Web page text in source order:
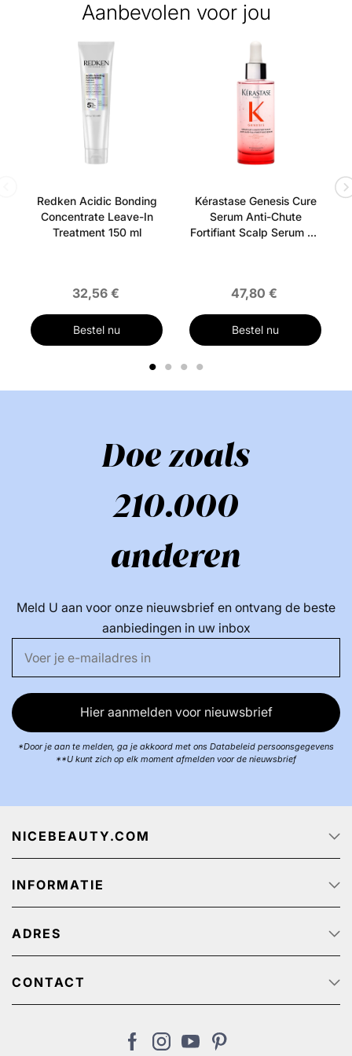
Aanbevolen voor jou
Redken Acidic Bonding
Concentrate Leave-In
Treatment 150 ml
32,56 €
Bestel nu
Kérastase Genesis Cure
Serum Anti-Chute
Fortifiant Scalp Serum 90
47,80 €
Bestel nu
1 2 3 4
Doe zoals
210.000
anderen
Meld U aan voor onze nieuwsbrief en ontvang de beste
aanbiedingen in uw inbox
Hier aanmelden voor nieuwsbrief
*Door je aan te melden, ga je akkoord met ons Databeleid persoonsgegevens
**U kunt zich op elk moment afmelden voor de nieuwsbrief
NICEBEAUTY.COM
Startpagina
Over ons
Track & Trace
Reclame aanbiedingen
INFORMATIE
Klantenservice - Q & A
Privacy beleid
Algemene Voorwaarden
Retour
ADRES
NiceBeauty ApS
Stærevej 2,
6705 Esbjerg, Denmark
CONTACT
Klantenservice: (+31) 20 891 0380 (We speak English)